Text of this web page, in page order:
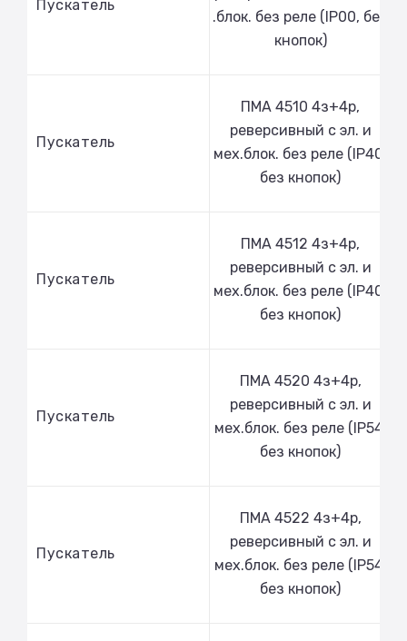
Пускатель
.блок. без реле (IP00, без
кнопок)
Пускатель
ПМА 4510 4з+4р,
реверсивный с эл. и
мех.блок. без реле (IP40,
без кнопок)
Пускатель
ПМА 4512 4з+4р,
реверсивный с эл. и
мех.блок. без реле (IP40,
без кнопок)
Пускатель
ПМА 4520 4з+4р,
реверсивный с эл. и
мех.блок. без реле (IP54,
без кнопок)
Пускатель
ПМА 4522 4з+4р,
реверсивный с эл. и
мех.блок. без реле (IP54,
без кнопок)